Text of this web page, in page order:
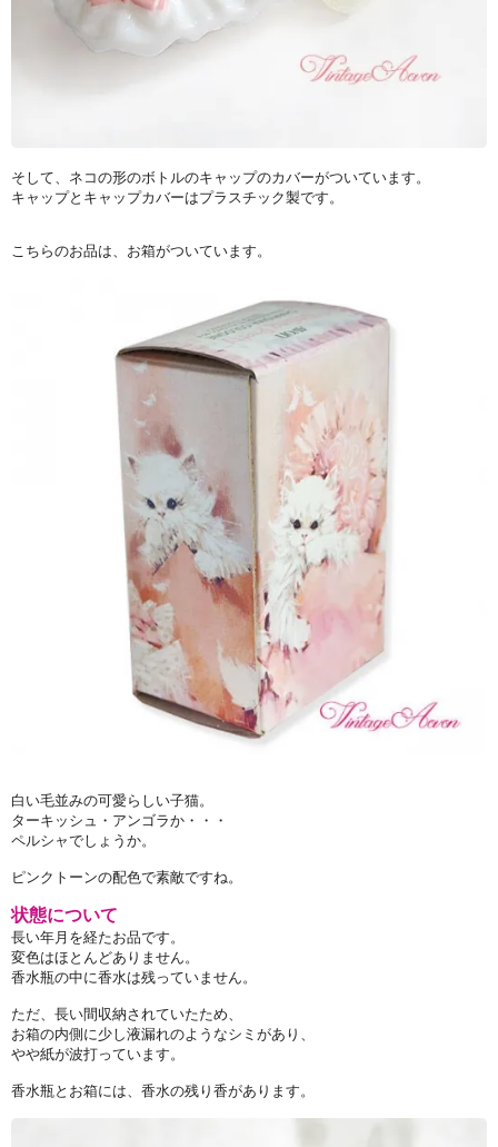
そして、ネコの形のボトルのキャップのカバーがついています。
キャップとキャップカバーはプラスチック製です。
こちらのお品は、お箱がついています。
白い毛並みの可愛らしい子猫。
ターキッシュ・アンゴラか・・・
ペルシャでしょうか。
ピンクトーンの配色で素敵ですね。
状態について
長い年月を経たお品です。
変色はほとんどありません。
香水瓶の中に香水は残っていません。
ただ、長い間収納されていたため、
お箱の内側に少し液漏れのようなシミがあり、
やや紙が波打っています。
香水瓶とお箱には、香水の残り香があります。